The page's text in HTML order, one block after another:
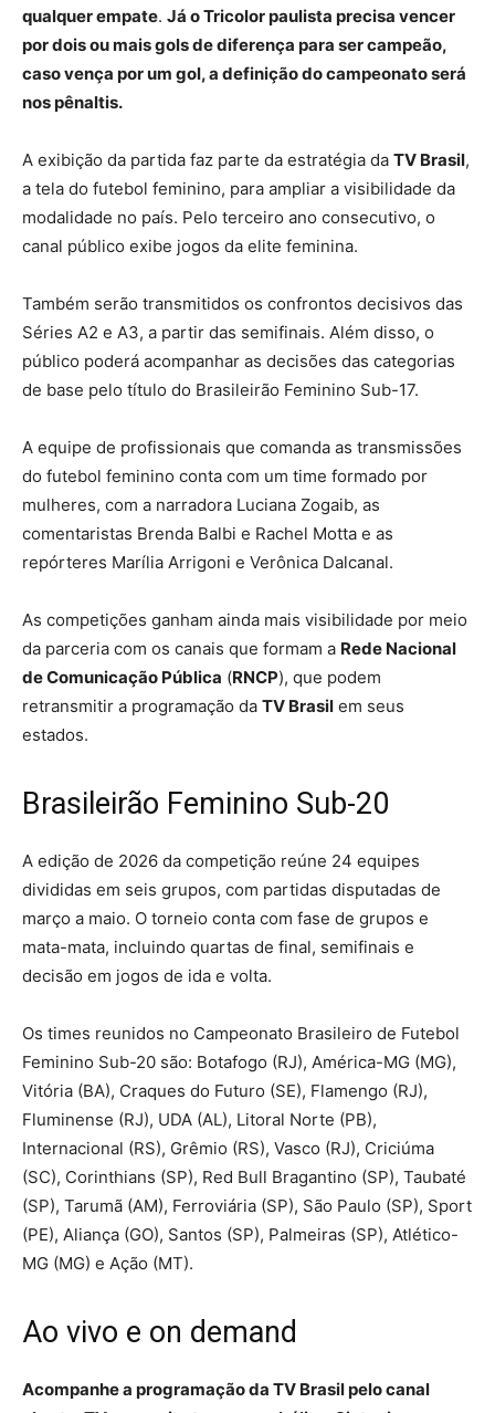
qualquer empate. Já o Tricolor paulista precisa vencer
por dois ou mais gols de diferença para ser campeão,
caso vença por um gol, a definição do campeonato será
nos pênaltis.
A exibição da partida faz parte da estratégia da TV Brasil,
a tela do futebol feminino, para ampliar a visibilidade da
modalidade no país. Pelo terceiro ano consecutivo, o
canal público exibe jogos da elite feminina.
Também serão transmitidos os confrontos decisivos das
Séries A2 e A3, a partir das semifinais. Além disso, o
público poderá acompanhar as decisões das categorias
de base pelo título do Brasileirão Feminino Sub-17.
A equipe de profissionais que comanda as transmissões
do futebol feminino conta com um time formado por
mulheres, com a narradora Luciana Zogaib, as
comentaristas Brenda Balbi e Rachel Motta e as
repórteres Marília Arrigoni e Verônica Dalcanal.
As competições ganham ainda mais visibilidade por meio
da parceria com os canais que formam a Rede Nacional
de Comunicação Pública (RNCP), que podem
retransmitir a programação da TV Brasil em seus
estados.
Brasileirão Feminino Sub-20
A edição de 2026 da competição reúne 24 equipes
divididas em seis grupos, com partidas disputadas de
março a maio. O torneio conta com fase de grupos e
mata-mata, incluindo quartas de final, semifinais e
decisão em jogos de ida e volta.
Os times reunidos no Campeonato Brasileiro de Futebol
Feminino Sub-20 são: Botafogo (RJ), América-MG (MG),
Vitória (BA), Craques do Futuro (SE), Flamengo (RJ),
Fluminense (RJ), UDA (AL), Litoral Norte (PB),
Internacional (RS), Grêmio (RS), Vasco (RJ), Criciúma
(SC), Corinthians (SP), Red Bull Bragantino (SP), Taubaté
(SP), Tarumã (AM), Ferroviária (SP), São Paulo (SP), Sport
(PE), Aliança (GO), Santos (SP), Palmeiras (SP), Atlético-
MG (MG) e Ação (MT).
Ao vivo e on demand
Acompanhe a programação da TV Brasil pelo canal